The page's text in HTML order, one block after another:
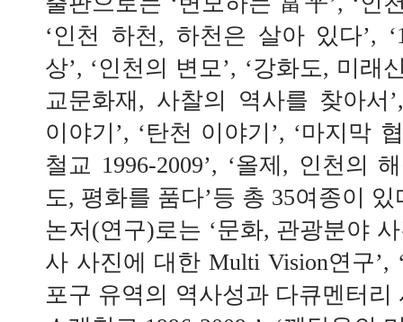
‘인천 하천, 하천은 살아 있다’,
상’, ‘인천의 변모’, ‘강화도, 미래
교문화재, 사찰의 역사를 찾아서
이야기’, ‘탄천 이야기’, ‘마지막
철교 1996-2009’, ‘올제, 인천의
도, 평화를 품다’등 총 35여종이 있
논저(연구)로는 ‘문화, 관광분야
사 사진에 대한 Multi Vision연구’,
포구 유역의 역사성과 다큐멘터리